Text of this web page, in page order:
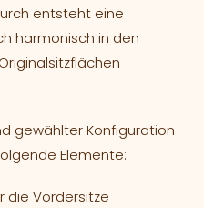
entsteht eine
harmonisch in den
gewählter Konfiguration
Elemente:
die Vordersitze